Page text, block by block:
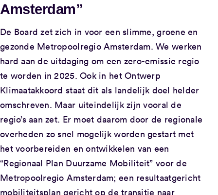
Amsterdam”
De Board zet zich in voor een slimme, groene en
gezonde Metropoolregio Amsterdam. We werken
hard aan de uitdaging om een zero-emissie regio
te worden in 2025. Ook in het Ontwerp
Klimaatakkoord staat dit als landelijk doel helder
omschreven. Maar uiteindelijk zijn vooral de
regio’s aan zet. Er moet daarom door de regionale
overheden zo snel mogelijk worden gestart met
het voorbereiden en ontwikkelen van een
“Regionaal Plan Duurzame Mobiliteit” voor de
Metropoolregio Amsterdam; een resultaatgericht
mobiliteitsplan gericht op de transitie naar